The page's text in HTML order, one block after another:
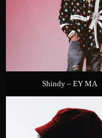
Shindy – EY MA